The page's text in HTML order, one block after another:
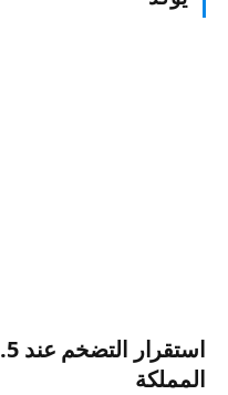
المملكة